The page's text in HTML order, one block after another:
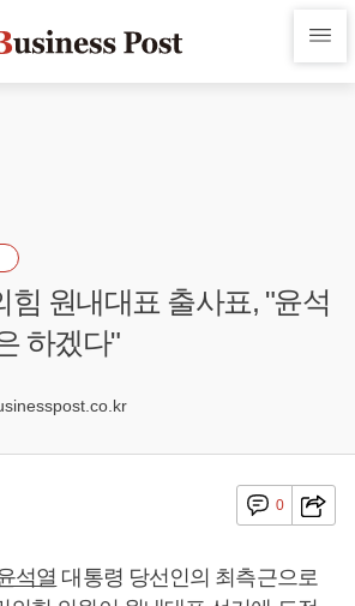
힘 원내대표 출사표, "윤석
하겠다"
0
석열 대통령 당선인의 최측근으로